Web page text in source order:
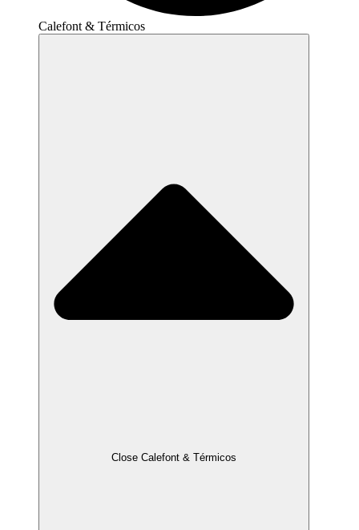
Calefont & Térmicos
Close Calefont & Térmicos